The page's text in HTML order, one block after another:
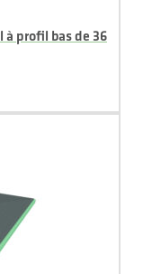
à profil bas de 36